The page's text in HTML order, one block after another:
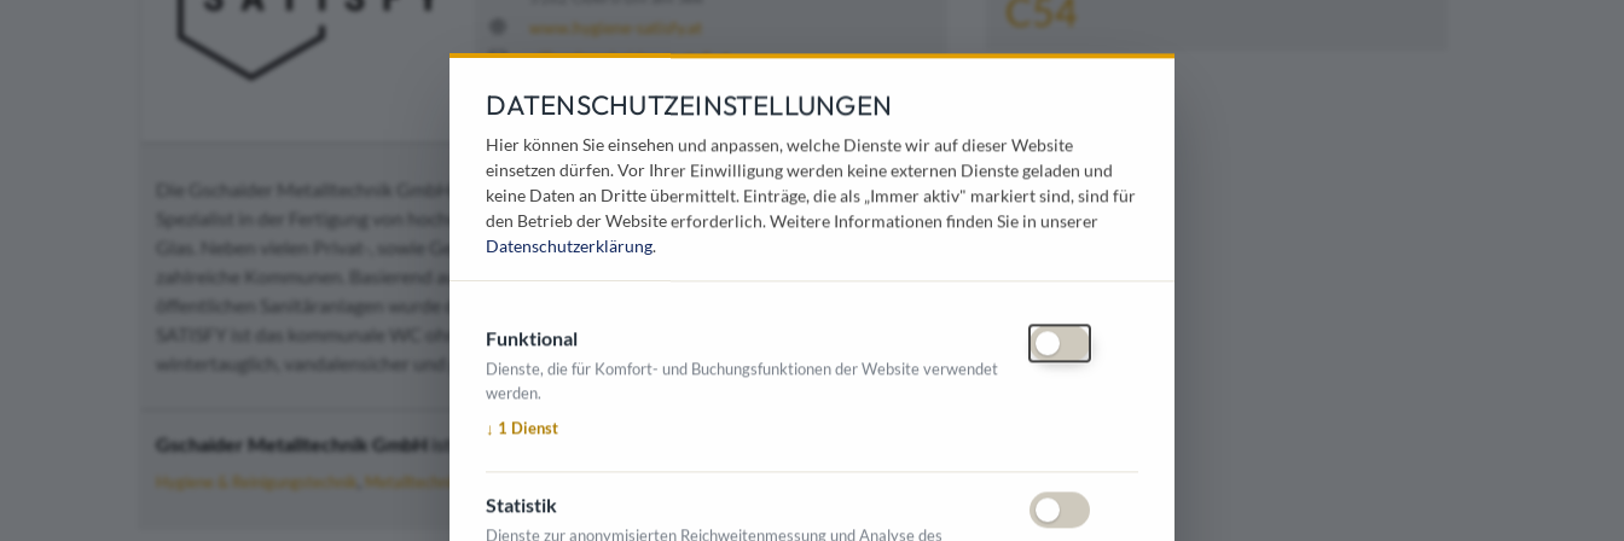
www.hygiene-satisfy.at
office@gschaider-metall.at
Die Gschaider Metalltechnik GmbH, mit Sitz in Obertrum am See, ist seit über dreißig Jahren
Spezialist in der Fertigung von hochwertigen Lösungen aus Stahl, Edelstahl, Aluminium und
Glas. Neben vielen Privat-, sowie Geschäftskunden umfasst ihr Kundenstamm auch
zahlreiche Kommunen. Basierend auf einer langjährigen Erfahrung in der Instandhaltung von
öffentlichen Sanitäranlagen wurde die hygienische Sanitäreinheit SATISFY entwickelt.
SATISFY ist das kommunale WC ohne Kompromisse – es ist mobil, barrierefrei,
wintertauglich, vandalensicher und pflegeleicht.
Gschaider Metalltechnik GmbH ist in folgenden Branchen tätig:
Hygiene & Reinigungstechnik Metalltechnik
C54
DATENSCHUTZEINSTELLUNGEN
Hier können Sie einsehen und anpassen, welche Dienste wir auf dieser Website
einsetzen dürfen. Vor Ihrer Einwilligung werden keine externen Dienste geladen und
keine Daten an Dritte übermittelt. Einträge, die als „Immer aktiv" markiert sind, sind für
den Betrieb der Website erforderlich.Weitere Informationen finden Sie in unserer
Datenschutzerklärung.
Funktional
Dienste, die für Komfort- und Buchungsfunktionen der Website verwendet
werden.
↓ 1 Dienst
Statistik
Dienste zur anonymisierten Reichweitenmessung und Analyse des